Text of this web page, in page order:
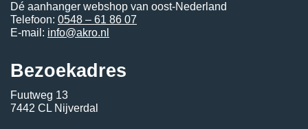
Dé aanhanger webshop van oost-Nederland
Telefoon: 0548 – 61 86 07
E-mail: info@akro.nl
Bezoekadres
Fuutweg 13
7442 CL Nijverdal